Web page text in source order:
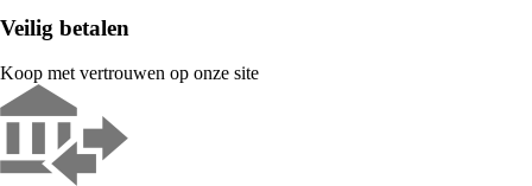
Veilig betalen
Koop met vertrouwen op onze site